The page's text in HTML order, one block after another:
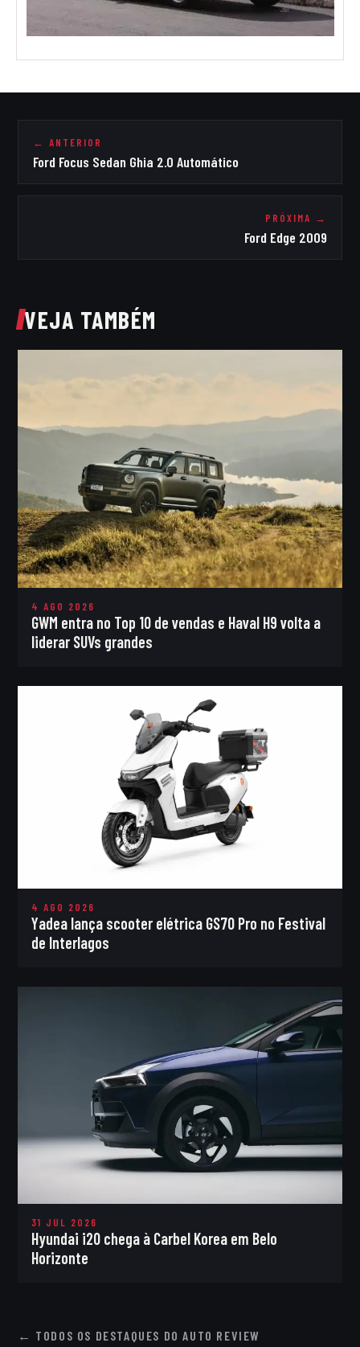
← ANTERIOR
Ford Focus Sedan Ghia 2.0 Automático
PRÓXIMA →
Ford Edge 2009
VEJA TAMBÉM
4 AGO 2026
GWM entra no Top 10 de vendas e Haval H9 volta a
liderar SUVs grandes
4 AGO 2026
Yadea lança scooter elétrica GS70 Pro no Festival
de Interlagos
31 JUL 2026
Hyundai i20 chega à Carbel Korea em Belo
Horizonte
← TODOS OS DESTAQUES DO AUTO REVIEW